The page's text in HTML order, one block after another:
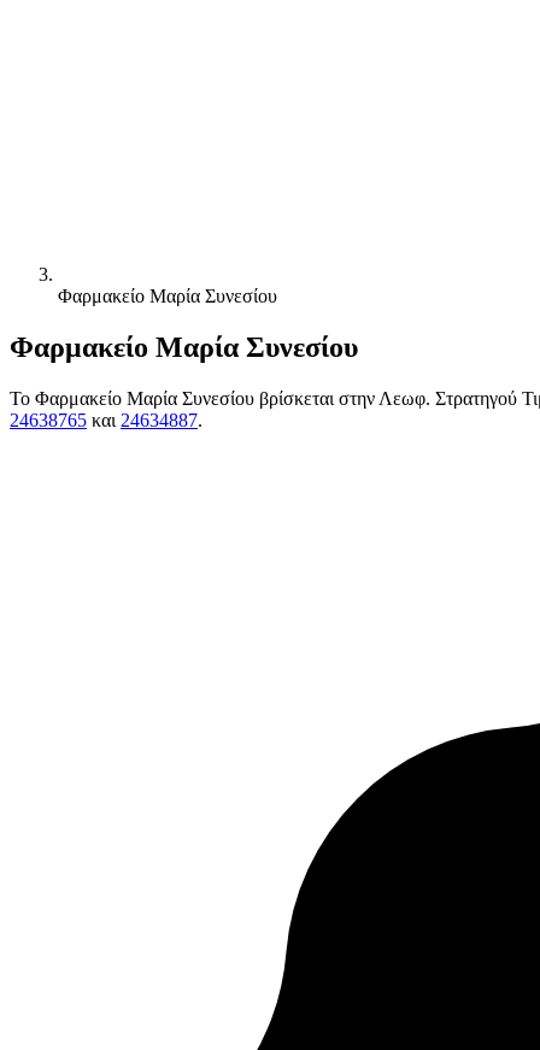
Φαρμακείο Μαρία Συνεσίου
Φαρμακείο Μαρία Συνεσίου
Το Φαρμακείο Μαρία Συνεσίου βρίσκεται στην Λεωφ. Στρατηγού
24638765 και 24634887.